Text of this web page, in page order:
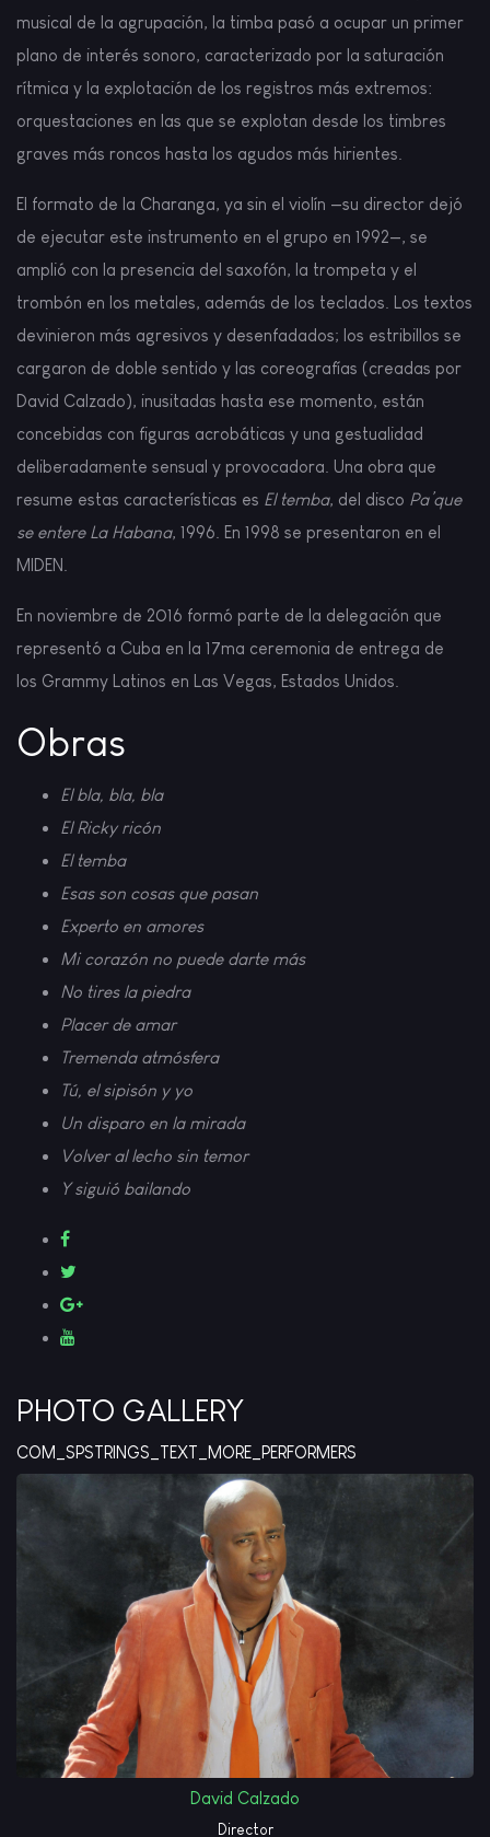
musical de la agrupación, la timba pasó a ocupar un primer
plano de interés sonoro, caracterizado por la saturación
rítmica y la explotación de los registros más extremos:
orquestaciones en las que se explotan desde los timbres
graves más roncos hasta los agudos más hirientes.
El formato de la Charanga, ya sin el violín —su director dejó
de ejecutar este instrumento en el grupo en 1992—, se
amplió con la presencia del saxofón, la trompeta y el
trombón en los metales, además de los teclados. Los textos
devinieron más agresivos y desenfadados; los estribillos se
cargaron de doble sentido y las coreografías (creadas por
David Calzado), inusitadas hasta ese momento, están
concebidas con figuras acrobáticas y una gestualidad
deliberadamente sensual y provocadora. Una obra que
resume estas características es El temba, del disco Pa’que
se entere La Habana, 1996. En 1998 se presentaron en el
MIDEN.
En noviembre de 2016 formó parte de la delegación que
representó a Cuba en la 17ma ceremonia de entrega de
los Grammy Latinos en Las Vegas, Estados Unidos.
Obras
El bla, bla, bla
El Ricky ricón
El temba
Esas son cosas que pasan
Experto en amores
Mi corazón no puede darte más
No tires la piedra
Placer de amar
Tremenda atmósfera
Tú, el sipisón y yo
Un disparo en la mirada
Volver al lecho sin temor
Y siguió bailando
PHOTO GALLERY
COM_SPSTRINGS_TEXT_MORE_PERFORMERS
David Calzado
Director